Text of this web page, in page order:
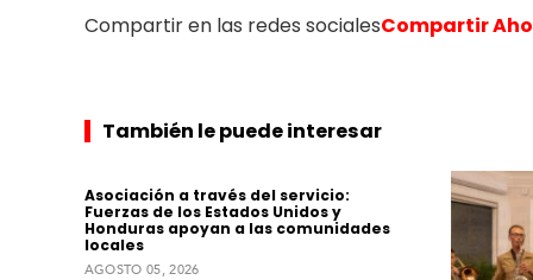
Compartir en las redes socialesCompartir
También le puede interesar
Asociación a través del servicio:
Fuerzas de los Estados Unidos y
Honduras apoyan a las comunidades
locales
AGOSTO 05, 2026